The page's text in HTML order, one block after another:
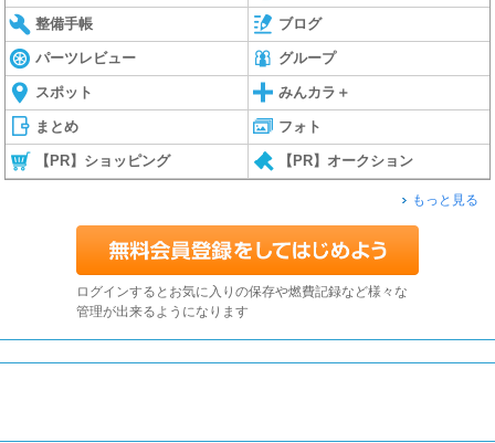
整備手帳 ブログ
パーツレビュー グループ
スポット みんカラ＋
まとめ フォト
【PR】ショッピング 【PR】オークション
もっと見る
ログインするとお気に入りの保存や燃費記録など様々な
管理が出来るようになります